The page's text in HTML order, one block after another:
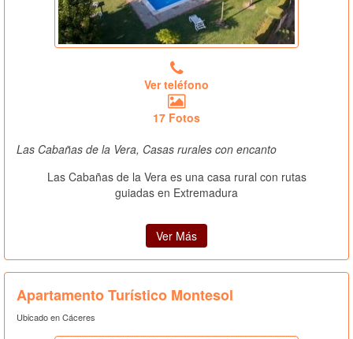
Ver teléfono
17 Fotos
Las Cabañas de la Vera, Casas rurales con encanto
Las Cabañas de la Vera es una casa rural con rutas
guiadas en Extremadura
Ver Más
Apartamento Turístico Montesol
Ubicado en Cáceres